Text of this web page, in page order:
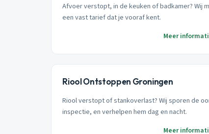
Afvoer verstopt, in de keuken of badkamer? Wij
een vast tarief dat je vooraf kent.
Meer
Riool Ontstoppen Groningen
Riool verstopt of stankoverlast? Wij sporen de
inspectie, en verhelpen hem dag en nacht.
Meer